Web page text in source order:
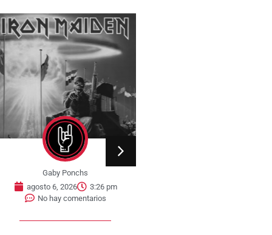
Gaby Ponchs
agosto 6, 2026
3:26 pm
No hay comentarios